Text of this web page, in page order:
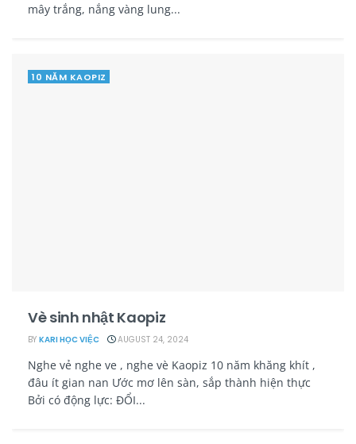
mây trắng, nắng vàng lung...
10 NĂM KAOPIZ
Vè sinh nhật Kaopiz
BY KARI HỌC VIỆC AUGUST 24, 2024
Nghe vẻ nghe ve , nghe vè Kaopiz 10 năm khăng khít ,
đâu ít gian nan Ước mơ lên sàn, sắp thành hiện thực
Bởi có động lực: ĐỔI...